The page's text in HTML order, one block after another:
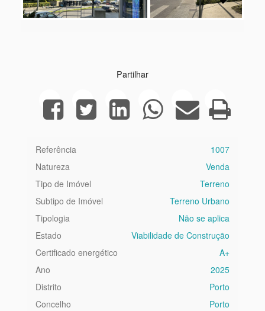
Next
Partilhar
Referência
1007
Natureza
Venda
Tipo de Imóvel
Terreno
Subtipo de Imóvel
Terreno Urbano
Tipologia
Não se aplica
Estado
Viabilidade de Construção
Certificado energético
A+
Ano
2025
Distrito
Porto
Concelho
Porto